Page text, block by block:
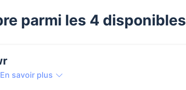
parmi les 4 disponibles
En savoir plus